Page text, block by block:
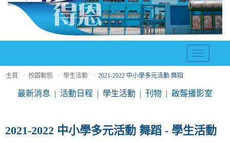
T
o
g
l
n
a
主頁 校園動態 學生活動 2021-2022 中小學多元活動 舞蹈
最新消息 活動日程 學生活動 刊物 啟聾播影室
2021-2022 中小學多元活動 舞蹈 - 學生活動